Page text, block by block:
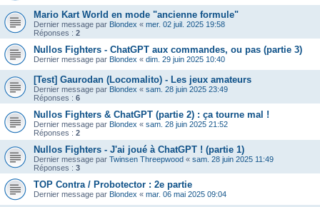
Mario Kart World en mode "ancienne formule"
Dernier message par Blondex « mer. 02 juil. 2025 19:58
Réponses : 2
Nullos Fighters - ChatGPT aux commandes, ou pas (partie 3)
Dernier message par Blondex « dim. 29 juin 2025 10:40
[Test] Gaurodan (Locomalito) - Les jeux amateurs
Dernier message par Blondex « sam. 28 juin 2025 23:49
Réponses : 6
Nullos Fighters & ChatGPT (partie 2) : ça tourne mal !
Dernier message par Blondex « sam. 28 juin 2025 21:52
Réponses : 2
Nullos Fighters - J'ai joué à ChatGPT ! (partie 1)
Dernier message par Twinsen Threepwood « sam. 28 juin 2025 11:49
Réponses : 3
TOP Contra / Probotector : 2e partie
Dernier message par Blondex « mar. 06 mai 2025 09:04